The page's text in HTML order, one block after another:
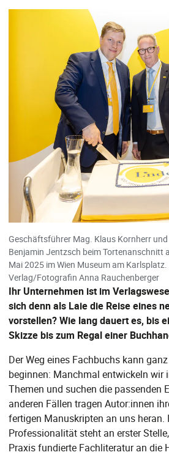
Geschäftsführer Mag. Klaus Kornherr
Benjamin Jentzsch beim Tortenanschnitt
Mai 2025 im Wien Museum am
Verlag/Fotografin Anna Rauchenberger
Ihr Unternehmen ist im
sich denn als Laie die Reise eines
vorstellen? Wie lang dauert es, bis
Skizze bis zum Regal einer
Der Weg eines Fachbuchs kann
beginnen: Manchmal entwickeln wir
Themen und suchen die passenden
anderen Fällen tragen Autor:innen
fertigen Manuskripten an uns heran.
Professionalität steht an erster
Praxis fundierte Fachliteratur an die